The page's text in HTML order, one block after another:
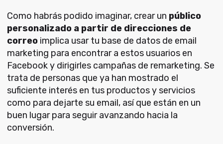
Como habrás podido imaginar, crear un público
personalizado a partir de direcciones de
correoimplica usar tu base de datos de email
marketing para encontrar a estos usuarios en
Facebook y dirigirles campañas de remarketing. Se
trata de personas que ya han mostrado el
suficiente interés en tus productos y servicios
como para dejarte su email, así que están en un
buen lugar para seguir avanzando hacia la
conversión.